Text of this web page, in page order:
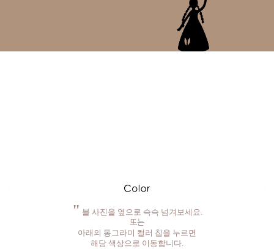
" 볼 사진을 옆으로 슥슥 넘겨보세요.
또는
아래의 동그라미 컬러 칩을 누르면
해당 색상으로 이동합니다.